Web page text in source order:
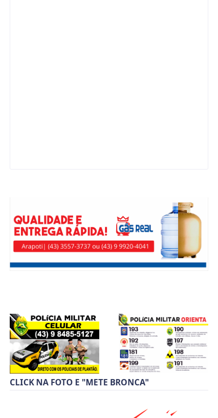
CLICK NA FOTO E "METE BRONCA"